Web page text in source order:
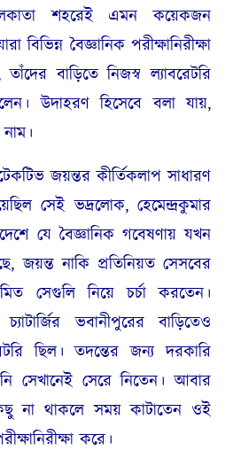
শহরেই এমন কয়েকজন
বিভিন্ন বৈজ্ঞানিক পরীক্ষানিরীক্ষা
বাড়িতে নিজস্ব ল্যাবরেটরি
উদাহরণ হিসেবে বলা যায়,
জয়ন্তর কীর্তিকলাপ সাধারণ
সেই ভদ্রলোক, হেমেন্দ্রকুমার
যে বৈজ্ঞানিক গবেষণায় যখন
জয়ন্ত নাকি প্রতিনিয়ত সেসবের
সেগুলি নিয়ে চর্চা করতেন।
ভবানীপুরের বাড়িতেও
ছিল। তদন্তের জন্য দরকারি
সেখানেই সেরে নিতেন। আবার
না থাকলে সময় কাটাতেন ওই
করে।